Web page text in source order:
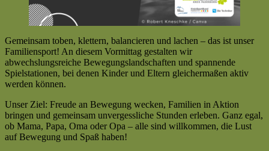
Gemeinsam toben, klettern, balancieren und lachen – das ist unser
Familiensport! An diesem Vormittag gestalten wir
abwechslungsreiche Bewegungslandschaften und spannende
Spielstationen, bei denen Kinder und Eltern gleichermaßen aktiv
werden können.
Unser Ziel: Freude an Bewegung wecken, Familien in Aktion
bringen und gemeinsam unvergessliche Stunden erleben. Ganz egal,
ob Mama, Papa, Oma oder Opa – alle sind willkommen, die Lust
auf Bewegung und Spaß haben!